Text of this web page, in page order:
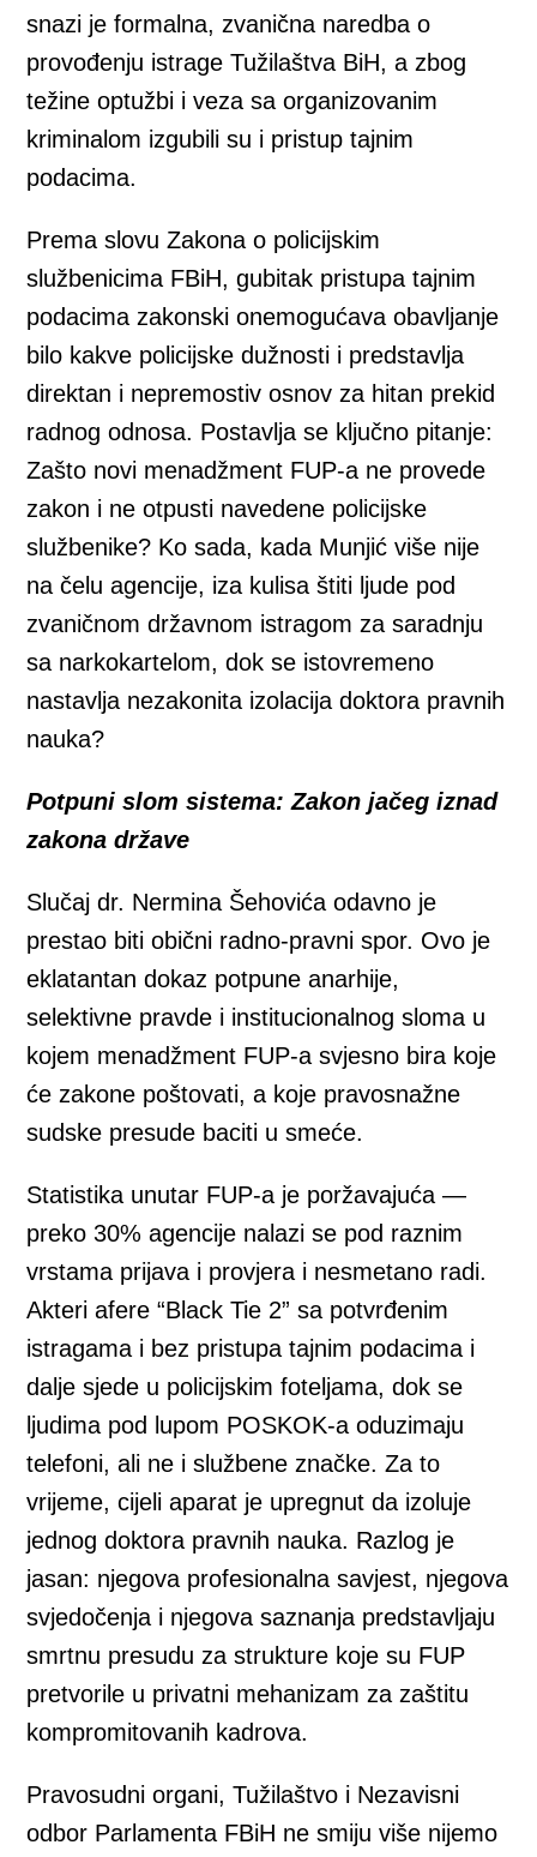
snazi je formalna, zvanična naredba o
provođenju istrage Tužilaštva BiH, a zbog
težine optužbi i veza sa organizovanim
kriminalom izgubili su i pristup tajnim
podacima.
Prema slovu Zakona o policijskim
službenicima FBiH, gubitak pristupa tajnim
podacima zakonski onemogućava obavljanje
bilo kakve policijske dužnosti i predstavlja
direktan i nepremostiv osnov za hitan prekid
radnog odnosa. Postavlja se ključno pitanje:
Zašto novi menadžment FUP-a ne provede
zakon i ne otpusti navedene policijske
službenike? Ko sada, kada Munjić više nije
na čelu agencije, iza kulisa štiti ljude pod
zvaničnom državnom istragom za saradnju
sa narkokartelom, dok se istovremeno
nastavlja nezakonita izolacija doktora pravnih
nauka?
Potpuni slom sistema: Zakon jačeg iznad
zakona države
Slučaj dr. Nermina Šehovića odavno je
prestao biti obični radno-pravni spor. Ovo je
eklatantan dokaz potpune anarhije,
selektivne pravde i institucionalnog sloma u
kojem menadžment FUP-a svjesno bira koje
će zakone poštovati, a koje pravosnažne
sudske presude baciti u smeće.
Statistika unutar FUP-a je poržavajuća —
preko 30% agencije nalazi se pod raznim
vrstama prijava i provjera i nesmetano radi.
Akteri afere “Black Tie 2” sa potvrđenim
istragama i bez pristupa tajnim podacima i
dalje sjede u policijskim foteljama, dok se
ljudima pod lupom POSKOK-a oduzimaju
telefoni, ali ne i službene značke. Za to
vrijeme, cijeli aparat je upregnut da izoluje
jednog doktora pravnih nauka. Razlog je
jasan: njegova profesionalna savjest, njegova
svjedočenja i njegova saznanja predstavljaju
smrtnu presudu za strukture koje su FUP
pretvorile u privatni mehanizam za zaštitu
kompromitovanih kadrova.
Pravosudni organi, Tužilaštvo i Nezavisni
odbor Parlamenta FBiH ne smiju više nijemo